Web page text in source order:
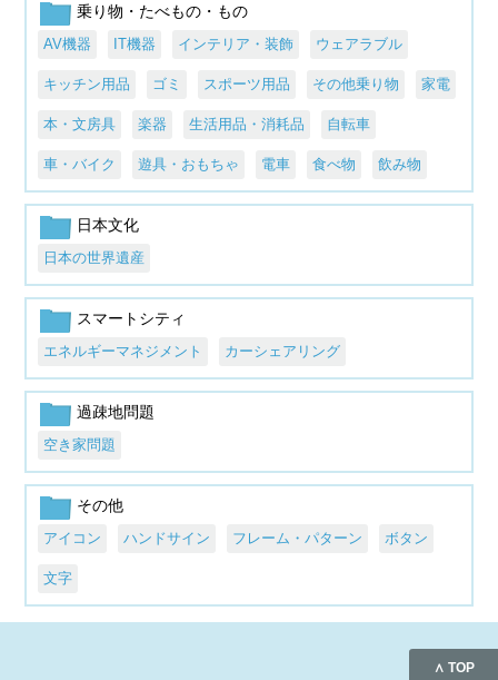
乗り物・たべもの・もの
AV機器 IT機器 インテリア・装飾 ウェアラブル
キッチン用品 ゴミ スポーツ用品 その他乗り物 家電
本・文房具 楽器 生活用品・消耗品 自転車
車・バイク 遊具・おもちゃ 電車 食べ物 飲み物
日本文化
日本の世界遺産
スマートシティ
エネルギーマネジメント カーシェアリング
過疎地問題
空き家問題
その他
アイコン ハンドサイン フレーム・パターン ボタン
文字
∧ TOP